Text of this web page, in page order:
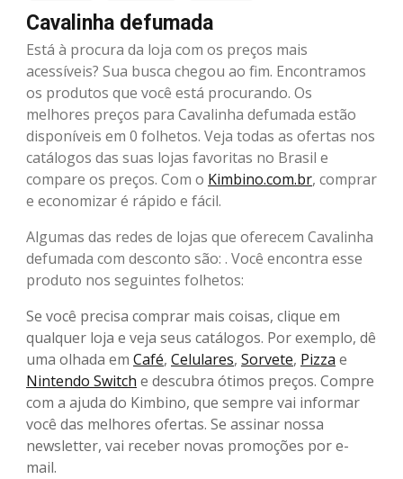
Cavalinha defumada
Está à procura da loja com os preços mais
acessíveis? Sua busca chegou ao fim. Encontramos
os produtos que você está procurando. Os
melhores preços para Cavalinha defumada estão
disponíveis em 0 folhetos. Veja todas as ofertas nos
catálogos das suas lojas favoritas no Brasil e
compare os preços. Com o Kimbino.com.br, comprar
e economizar é rápido e fácil.
Algumas das redes de lojas que oferecem Cavalinha
defumada com desconto são: . Você encontra esse
produto nos seguintes folhetos:
Se você precisa comprar mais coisas, clique em
qualquer loja e veja seus catálogos. Por exemplo, dê
uma olhada em Café, Celulares, Sorvete, Pizza e
Nintendo Switch e descubra ótimos preços. Compre
com a ajuda do Kimbino, que sempre vai informar
você das melhores ofertas. Se assinar nossa
newsletter, vai receber novas promoções por e-
mail.